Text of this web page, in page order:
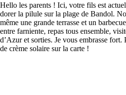
Hello les parents ! Ici, votre fils est
dorer la pilule sur la plage de Bandol.
même une grande terrasse et un
entre farniente, repas tous ensemble,
d’Azur et sorties. Je vous embrasse fort.
de crème solaire sur la carte !